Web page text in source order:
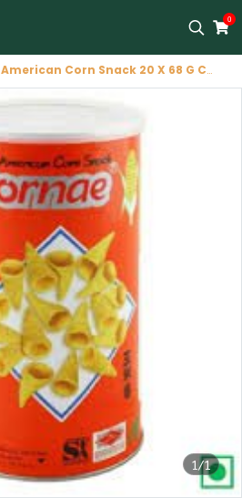
0
American Corn Snack 20 X 68 G CORNAE
1/1